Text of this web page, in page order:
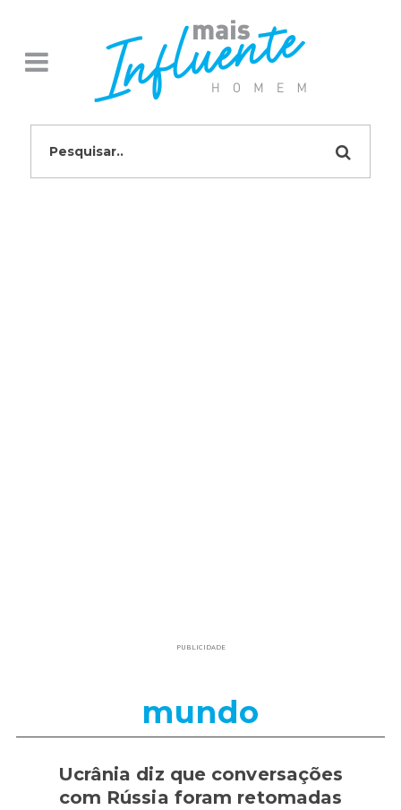
PUBLICIDADE
mundo
Ucrânia diz que conversações
com Rússia foram retomadas